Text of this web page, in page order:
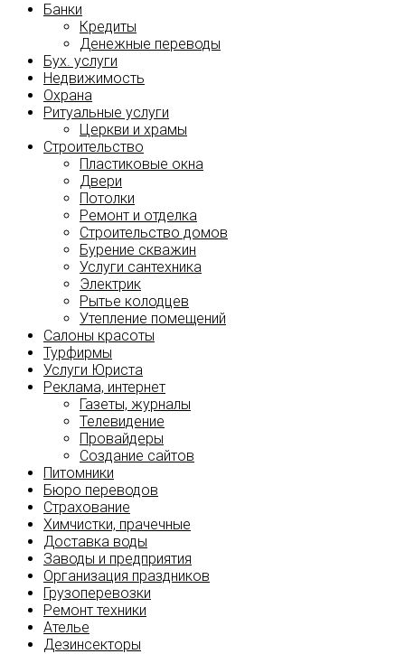
Банки
Кредиты
Денежные переводы
Бух. услуги
Недвижимость
Охрана
Ритуальные услуги
Церкви и храмы
Строительство
Пластиковые окна
Двери
Потолки
Ремонт и отделка
Строительство домов
Бурение скважин
Услуги сантехника
Электрик
Рытье колодцев
Утепление помещений
Салоны красоты
Турфирмы
Услуги Юриста
Реклама, интернет
Газеты, журналы
Телевидение
Провайдеры
Создание сайтов
Питомники
Бюро переводов
Страхование
Химчистки, прачечные
Доставка воды
Заводы и предприятия
Организация праздников
Грузоперевозки
Ремонт техники
Ателье
Дезинсекторы